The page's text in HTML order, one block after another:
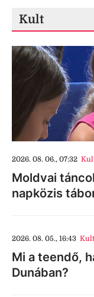
Kult
2026. 08. 06., 07:32
Moldvai
napközis
2026. 08. 05., 16:43 Kult
Mi a teendő,
Dunában?